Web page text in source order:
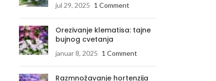
jul 29, 2025 1 Comment
Orezivanje klematisa: tajne
bujnog cvetanja
januar 8, 2025 1 Comment
Razmnožavanje hortenzija